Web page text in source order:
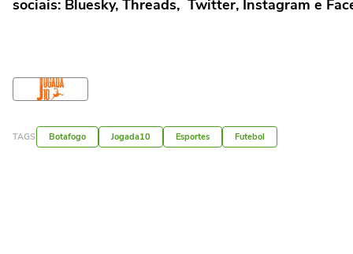
sociais: Bluesky, Threads, Twitter, Instagram e
TAGS Botafogo Jogada10 Esportes Futebol